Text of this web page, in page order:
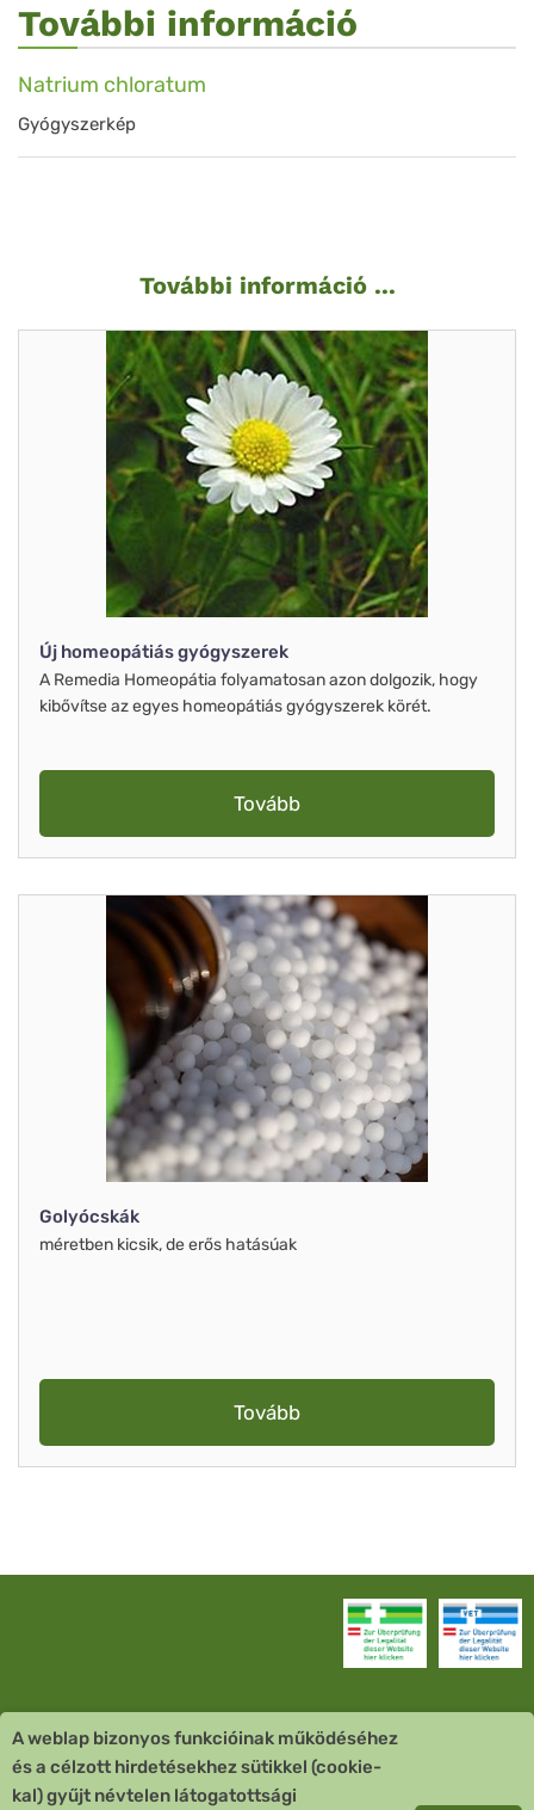
További információ
Natrium chloratum
Gyógyszerkép
További információ ...
Új homeopátiás gyógyszerek
A Remedia Homeopátia folyamatosan azon dolgozik, hogy
kibővítse az egyes homeopátiás gyógyszerek körét.
Tovább
Golyócskák
méretben kicsik, de erős hatásúak
Tovább
Vevőszolgálat
A weblap bizonyos funkcióinak működéséhez
és a célzott hirdetésekhez sütikkel (cookie-
kal) gyűjt névtelen látogatottsági